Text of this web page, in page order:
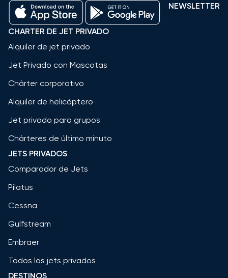
NEWSLETTER
CHARTER DE JET PRIVADO
Alquiler de jet privado
Jet Privado con Mascotas
Chárter corporativo
Alquiler de helicóptero
Jet privado para grupos
Chárteres de último minuto
JETS PRIVADOS
Comparador de Jets
Pilatus
Cessna
Gulfstream
Embraer
Todos los jets privados
DESTINOS